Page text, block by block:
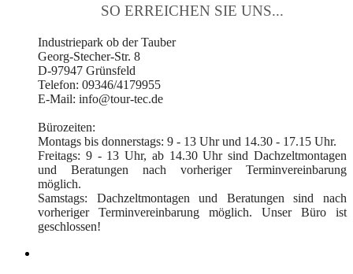
SO ERREICHEN SIE UNS...
Industriepark ob der Tauber
Georg-Stecher-Str. 8
D-97947 Grünsfeld
Telefon: 09346/4179955
E-Mail: info@tour-tec.de
Bürozeiten:
Montags bis donnerstags: 9 - 13 Uhr und 14.30 - 17.15 Uhr.
Freitags: 9 - 13 Uhr, ab 14.30 Uhr sind Dachzeltmontagen
und Beratungen nach vorheriger Terminvereinbarung
möglich.
Samstags: Dachzeltmontagen und Beratungen sind nach
vorheriger Terminvereinbarung möglich. Unser Büro ist
geschlossen!